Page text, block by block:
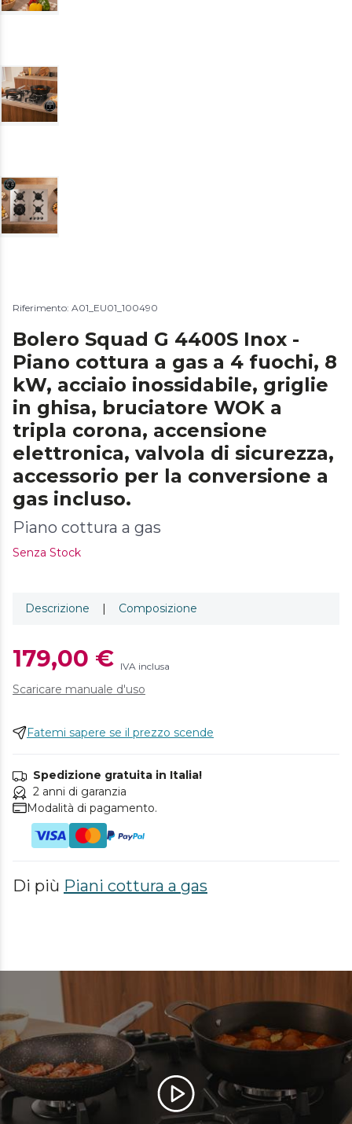
Riferimento: A01_EU01_100490
Bolero Squad G 4400S Inox -
Piano cottura a gas a 4 fuochi, 8
kW, acciaio inossidabile, griglie
in ghisa, bruciatore WOK a
tripla corona, accensione
elettronica, valvola di sicurezza,
accessorio per la conversione a
gas incluso.
Piano cottura a gas
Senza Stock
Descrizione | Composizione
179,00 € IVA inclusa
Scaricare manuale d'uso
Fatemi sapere se il prezzo scende
Spedizione gratuita in Italia!
2 anni di garanzia
Modalità di pagamento.
Di più Piani cottura a gas